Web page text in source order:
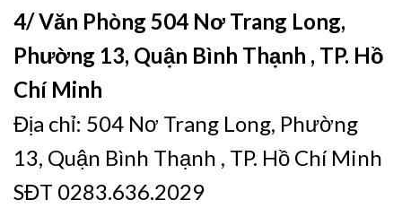
4/ Văn Phòng 504 Nơ Trang Long,
Phường 13, Quận Bình Thạnh , TP. Hồ
Chí Minh
Địa chỉ: 504 Nơ Trang Long, Phường
13, Quận Bình Thạnh , TP. Hồ Chí Minh
SĐT 0283.636.2029